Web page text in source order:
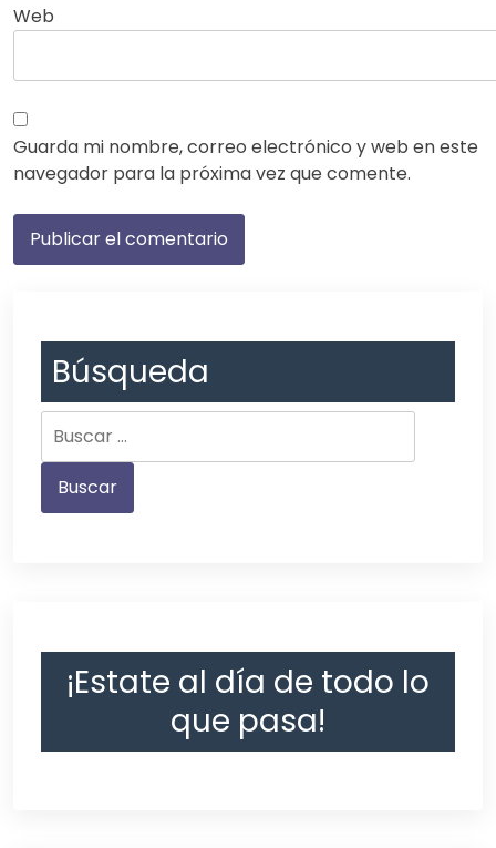
Web
Guarda mi nombre, correo electrónico y web en este
navegador para la próxima vez que comente.
Búsqueda
¡Estate al día de todo lo
que pasa!